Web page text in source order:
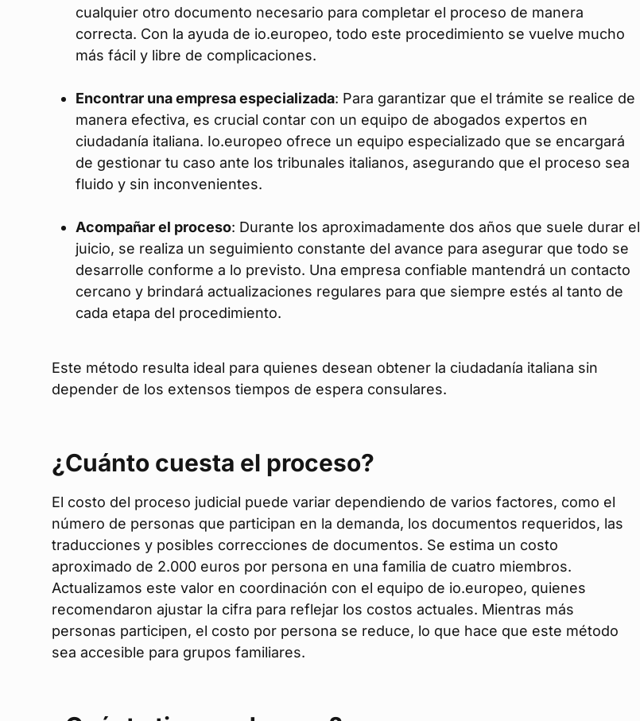
cualquier otro documento necesario para completar el proceso de manera
correcta. Con la ayuda de io.europeo, todo este procedimiento se vuelve mucho
más fácil y libre de complicaciones.
Encontrar una empresa especializada: Para garantizar que el trámite se realice de
manera efectiva, es crucial contar con un equipo de abogados expertos en
ciudadanía italiana. Io.europeo ofrece un equipo especializado que se encargará
de gestionar tu caso ante los tribunales italianos, asegurando que el proceso sea
fluido y sin inconvenientes.
Acompañar el proceso: Durante los aproximadamente dos años que suele durar el
juicio, se realiza un seguimiento constante del avance para asegurar que todo se
desarrolle conforme a lo previsto. Una empresa confiable mantendrá un contacto
cercano y brindará actualizaciones regulares para que siempre estés al tanto de
cada etapa del procedimiento.
Este método resulta ideal para quienes desean obtener la ciudadanía italiana sin
depender de los extensos tiempos de espera consulares.
¿Cuánto cuesta el proceso?
El costo del proceso judicial puede variar dependiendo de varios factores, como el
número de personas que participan en la demanda, los documentos requeridos, las
traducciones y posibles correcciones de documentos. Se estima un costo
aproximado de 2.000 euros por persona en una familia de cuatro miembros.
Actualizamos este valor en coordinación con el equipo de io.europeo, quienes
recomendaron ajustar la cifra para reflejar los costos actuales. Mientras más
personas participen, el costo por persona se reduce, lo que hace que este método
sea accesible para grupos familiares.